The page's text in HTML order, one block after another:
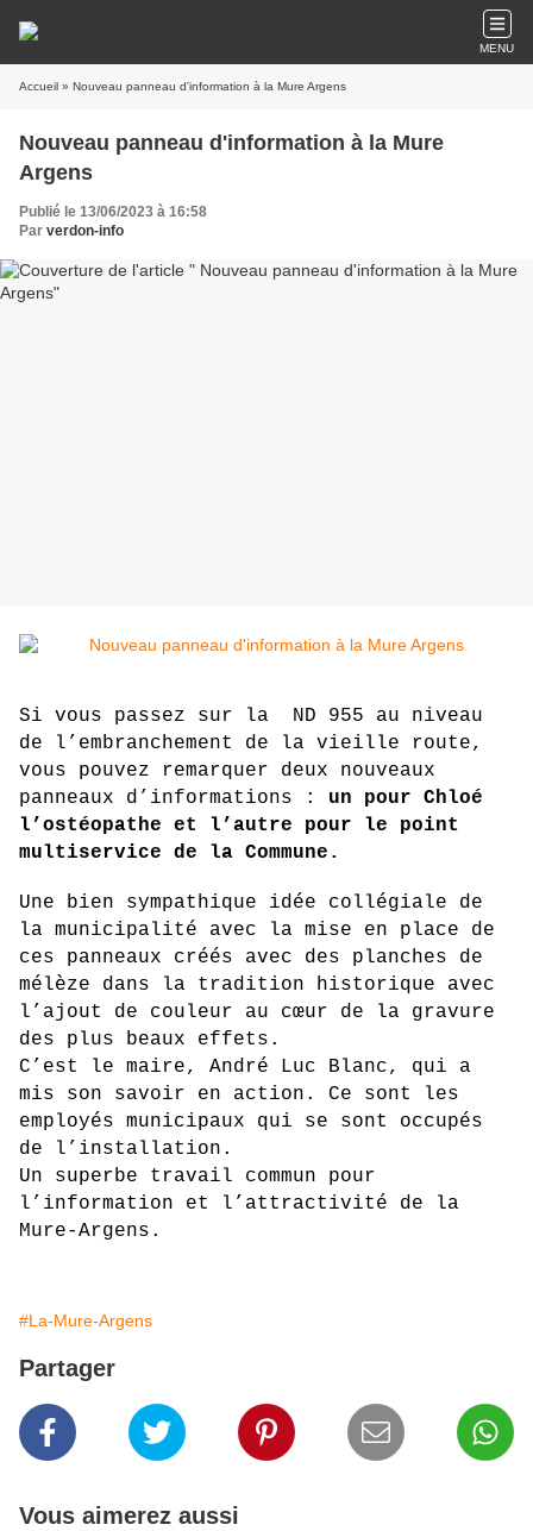
MENU
Accueil » Nouveau panneau d'information à la Mure Argens
Nouveau panneau d'information à la Mure
Argens
Publié le 13/06/2023 à 16:58
Par verdon-info
Si vous passez sur la  ND 955 au niveau
de l’embranchement de la vieille route,
vous pouvez remarquer deux nouveaux
panneaux d’informations : un pour Chloé
l’ostéopathe et l’autre pour le point
multiservice de la Commune.
Une bien sympathique idée collégiale de
la municipalité avec la mise en place de
ces panneaux créés avec des planches de
mélèze dans la tradition historique avec
l’ajout de couleur au cœur de la gravure
des plus beaux effets.
C’est le maire, André Luc Blanc, qui a
mis son savoir en action. Ce sont les
employés municipaux qui se sont occupés
de l’installation.
Un superbe travail commun pour
l’information et l’attractivité de la
Mure-Argens.
#La-Mure-Argens
Partager
Vous aimerez aussi